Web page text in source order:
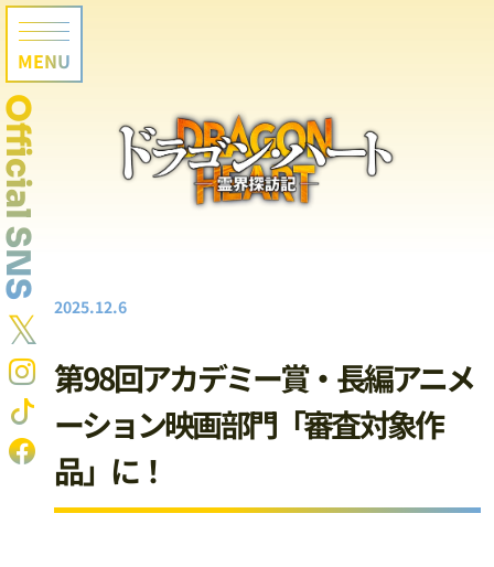
MENU
SNS
𝕏 2025.12.6
第98回アカデミー賞・長編アニメ
ーション映画部門「審査対象作
品」に！